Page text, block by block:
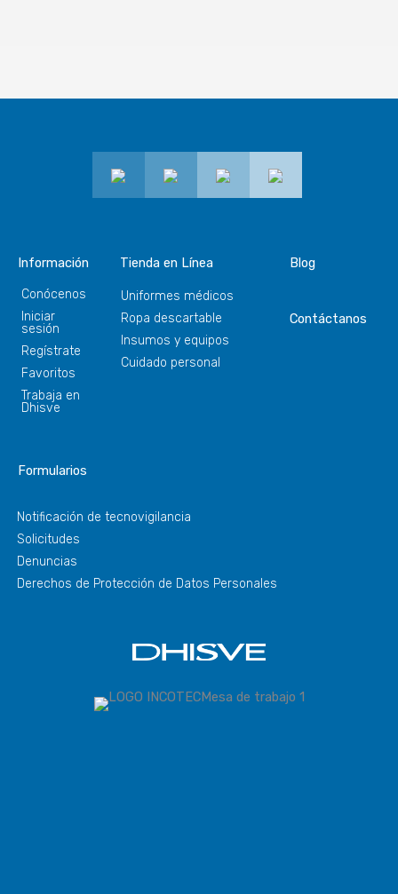
Información
Conócenos
Iniciar
sesión
Regístrate
Favoritos
Trabaja en
Dhisve
Tienda en Línea
Uniformes médicos
Ropa descartable
Insumos y equipos
Cuidado personal
Blog
Contáctanos
Formularios
Notificación de tecnovigilancia
Solicitudes
Denuncias
Derechos de Protección de Datos Personales